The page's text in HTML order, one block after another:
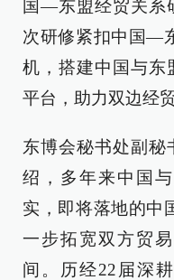
国—东盟经贸关系
次研修紧扣中国—
机，搭建中国与东
平台，助力双边经
东博会秘书处副秘
绍，多年来中国
实，即将落地的中
一步拓宽双方贸
间。历经22届深